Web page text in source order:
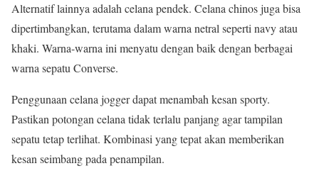
Alternatif lainnya adalah celana pendek. Celana chinos juga bisa
dipertimbangkan, terutama dalam warna netral seperti navy atau
khaki. Warna-warna ini menyatu dengan baik dengan berbagai
warna sepatu Converse.
Penggunaan celana jogger dapat menambah kesan sporty.
Pastikan potongan celana tidak terlalu panjang agar tampilan
sepatu tetap terlihat. Kombinasi yang tepat akan memberikan
kesan seimbang pada penampilan.